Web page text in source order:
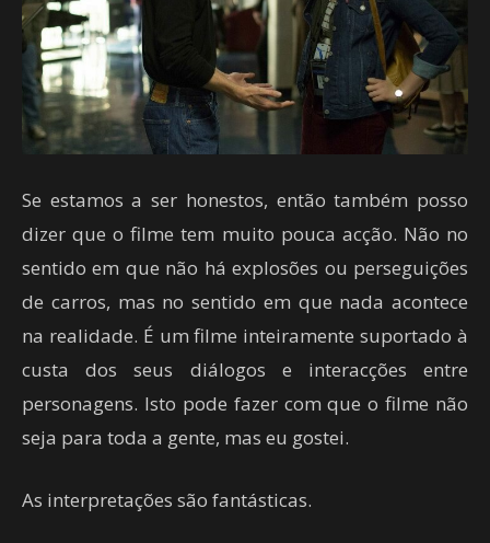
Se estamos a ser honestos, então também posso
dizer que o filme tem muito pouca acção. Não no
sentido em que não há explosões ou perseguições
de carros, mas no sentido em que nada acontece
na realidade. É um filme inteiramente suportado à
custa dos seus diálogos e interacções entre
personagens. Isto pode fazer com que o filme não
seja para toda a gente, mas eu gostei.
As interpretações são fantásticas.